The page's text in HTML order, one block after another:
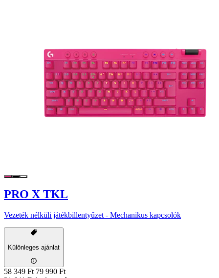
PRO X TKL
Vezeték nélküli játékbillentyűzet - Mechanikus kapcsolók
Különleges ajánlat
58 349 Ft 79 990 Ft